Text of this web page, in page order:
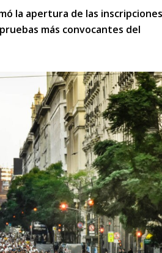
la apertura de las
más convocantes del